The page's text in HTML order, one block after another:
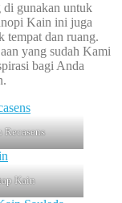
di gunakan untuk
Kain ini juga
tempat dan ruang.
yang sudah Kami
bagi Anda
Recasens
Kain